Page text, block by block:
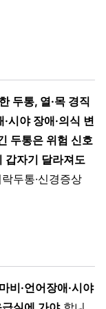
두통, 열·목 경직
시야 장애·의식 변
두통은 위험 신호
갑자기 달라져도
두통·신경증상
비·언어장애·시야